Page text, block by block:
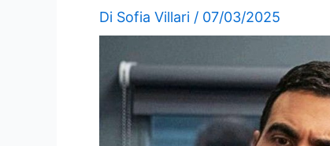
Di Sofia Villari / 07/03/2025